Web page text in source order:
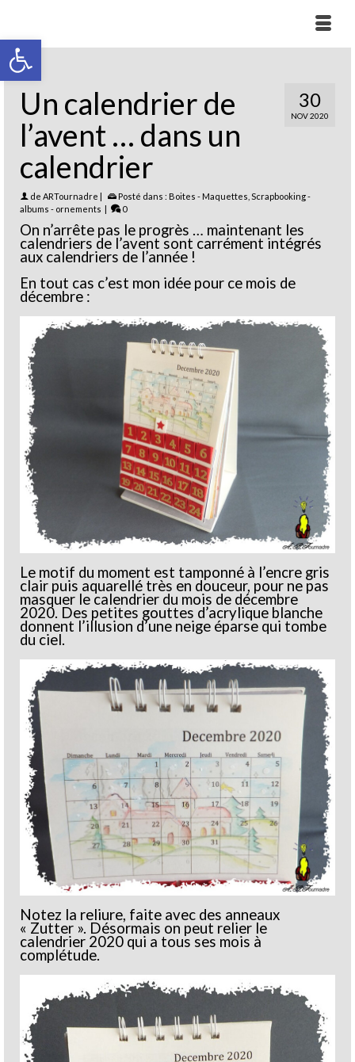
Ouvrir la barre d’outils
30
NOV 2020
Un calendrier de
l’avent … dans un
calendrier
de ARTournadre | Posté dans : Boites - Maquettes Scrapbooking -
albums - ornements | 0
On n’arrête pas le progrès … maintenant les
calendriers de l’avent sont carrément intégrés
aux calendriers de l’année !
En tout cas c’est mon idée pour ce mois de
décembre :
Le motif du moment est tamponné à l’encre gris
clair puis aquarellé très en douceur, pour ne pas
masquer le calendrier du mois de décembre
2020. Des petites gouttes d’acrylique blanche
donnent l’illusion d’une neige éparse qui tombe
du ciel.
Notez la reliure, faite avec des anneaux
« Zutter ». Désormais on peut relier le
calendrier 2020 qui a tous ses mois à
complétude.